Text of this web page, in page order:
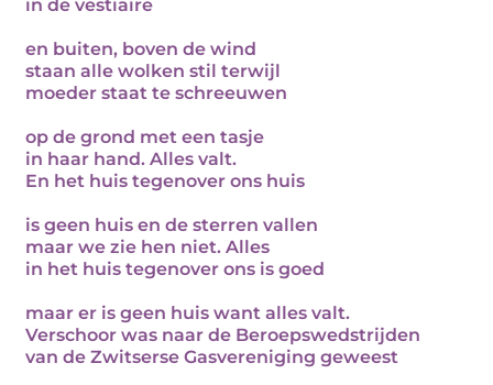
in de vestiaire
en buiten, boven de wind
staan alle wolken stil terwijl
moeder staat te schreeuwen
op de grond met een tasje
in haar hand. Alles valt.
En het huis tegenover ons huis
is geen huis en de sterren vallen
maar we zie hen niet. Alles
in het huis tegenover ons is goed
maar er is geen huis want alles valt.
Verschoor was naar de Beroepswedstrijden
van de Zwitserse Gasvereniging geweest